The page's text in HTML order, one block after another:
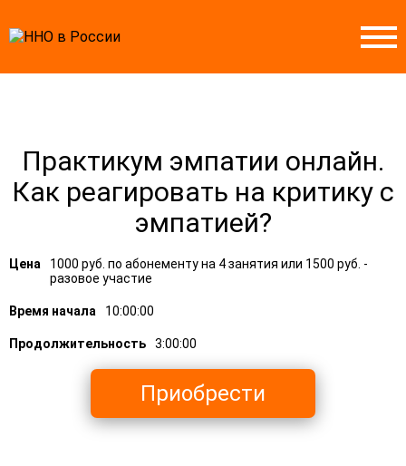
Практикум эмпатии онлайн.
Как реагировать на критику с
эмпатией?
Цена
1000 руб. по абонементу на 4 занятия или 1500 руб. -
разовое участие
Время начала 10:00:00
Продолжительность 3:00:00
Приобрести